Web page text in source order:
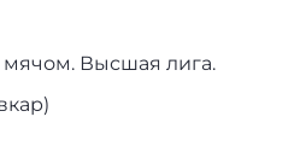
мячом. Высшая лига.